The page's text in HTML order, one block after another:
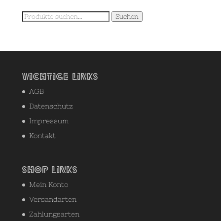
Suche
Suchen
Wichtige Links
AGB
Datenschutz
Impressum
Kontakt
Shop Links
Mein Konto
Versandarten
Zahlungsarten